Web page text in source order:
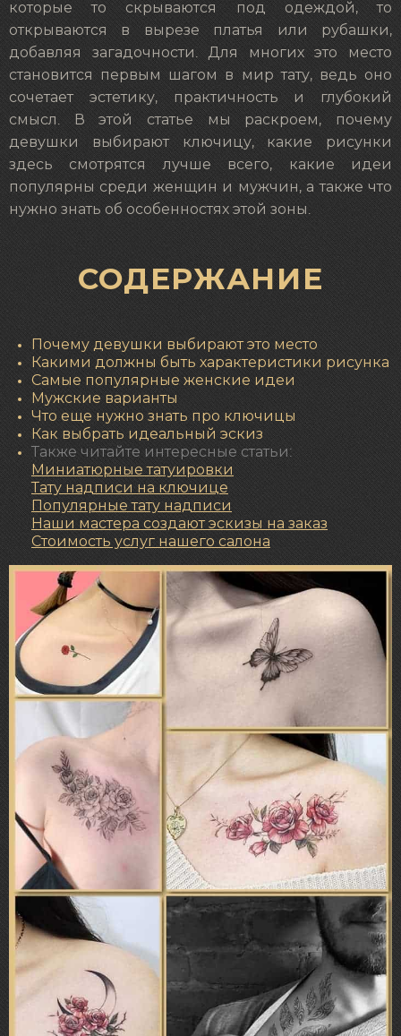
которые то скрываются под одеждой, то
открываются в вырезе платья или рубашки,
добавляя загадочности. Для многих это место
становится первым шагом в мир тату, ведь оно
сочетает эстетику, практичность и глубокий
смысл. В этой статье мы раскроем, почему
девушки выбирают ключицу, какие рисунки
здесь смотрятся лучше всего, какие идеи
популярны среди женщин и мужчин, а также что
нужно знать об особенностях этой зоны.
СОДЕРЖАНИЕ
Почему девушки выбирают это место
Какими должны быть характеристики рисунка
Самые популярные женские идеи
Мужские варианты
Что еще нужно знать про ключицы
Как выбрать идеальный эскиз
Также читайте интересные статьи:
Миниатюрные татуировки
Тату надписи на ключице
Популярныетату надписи
Наши мастера создают эскизы на заказ
Стоимость услуг нашего салона